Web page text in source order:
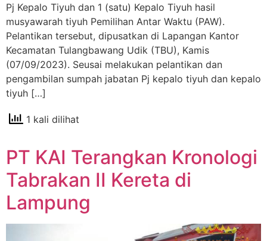
Pj Kepalo Tiyuh dan 1 (satu) Kepalo Tiyuh hasil
musyawarah tiyuh Pemilihan Antar Waktu (PAW).
Pelantikan tersebut, dipusatkan di Lapangan Kantor
Kecamatan Tulangbawang Udik (TBU), Kamis
(07/09/2023). Seusai melakukan pelantikan dan
pengambilan sumpah jabatan Pj kepalo tiyuh dan kepalo
tiyuh […]
1 kali dilihat
PT KAI Terangkan Kronologi
Tabrakan II Kereta di
Lampung